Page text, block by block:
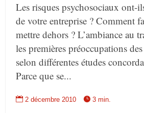
Les risques psychosociaux ont-
de votre entreprise ? Comment
mettre dehors ? L’ambiance au
les premières préoccupations
selon différentes études
Parce que se...
 2 décembre 2010  3 min.